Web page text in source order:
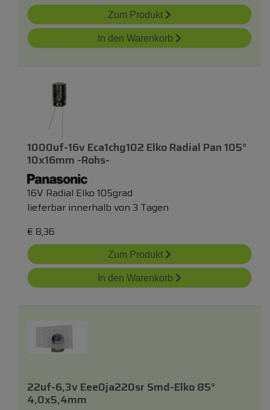
Zum Produkt
In den Warenkorb
1000uf-16v Eca1chg102 Elko Radial Pan 105°
10x16mm -rohs-
16V Radial Elko 105grad
lieferbar innerhalb von 3 Tagen
€ 8,36
Zum Produkt
In den Warenkorb
22uf-6,3v Eee0ja220sr Smd-Elko 85°
4,0x5,4mm